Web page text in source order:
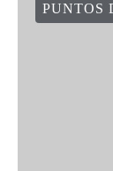
PUNTOS